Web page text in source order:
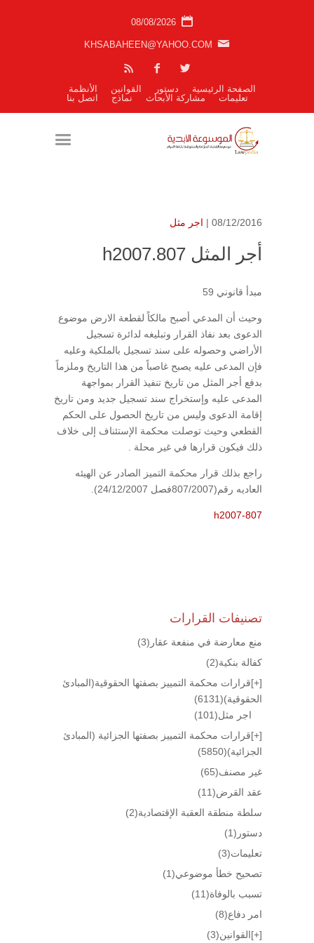
08/08/2026
KHSABAHEEN@YAHOO.COM
الصفحة الرئيسية دستور القوانين
الأنظمة
تعليمات
مشاركة الأبحاث نماذج اتصل بنا
08/12/2016 | اجر مثل
أجر المثل h2007.807
مبدأ قانوني 59
وحيث أن المدعي أصبح مالكاً لقطعة الارض موضوع
الدعوى بعد نفاذ القرار وتبليغه لدائرة تسجيل
الأراضي وحصوله على سند تسجيل بالملكية وعليه
فإن المدعى عليه يصبح غاصباً من هذا التاريخ وملزماً
بدفع أجر المثل من تاريخ تنفيذ القرار بمواجهة
المدعى عليه وإستخراج سند تسجيل جديد ومن تاريخ
إقامة الدعوى وليس من تاريخ الحصول على الحكم
القطعي وحيث توصلت محكمة الإستئناف إلى خلاف
ذلك فيكون قرارها في غير محلة .
راجع بذلك قرار محكمة التميز الصادر عن الهيئه
العاديه رقم(807/2007فصل 24/12/2007).
h2007-807
تصنيفات القرارات
منع معارضة في منفعة عقار (3)
كفالة بنكية(2)
[+]قرارات محكمة التمييز بصفتها الحقوقية(المبادئ
الحقوقية)(6131)
اجر مثل(101)
[+]قرارات محكمة التمييز بصفتها الجزائية (المبادئ
الجزائية)(5850)
غير مصنف(65)
عقد القرض(11)
سلطة منطقة العقبة الإقتصادية(2)
دستور (1)
تعليمات(3)
تصحيح خطأ موضوعي(1)
تسبب بالوفاة(11)
امر دفاع(8)
[+]القوانين(3)